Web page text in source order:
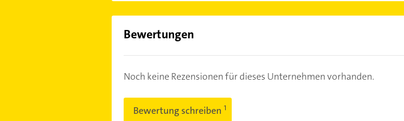
Bewertungen
Noch keine Rezensionen für dieses Unternehmen vorhanden.
Bewertung schreiben